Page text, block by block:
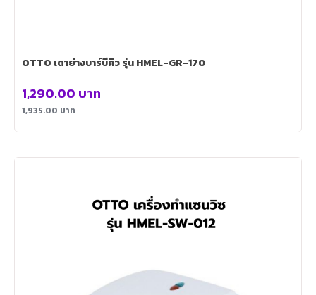
OTTO เตาย่างบาร์บีคิว รุ่น HMEL-GR-170
1,935.00บาท
1,290.00 บาท